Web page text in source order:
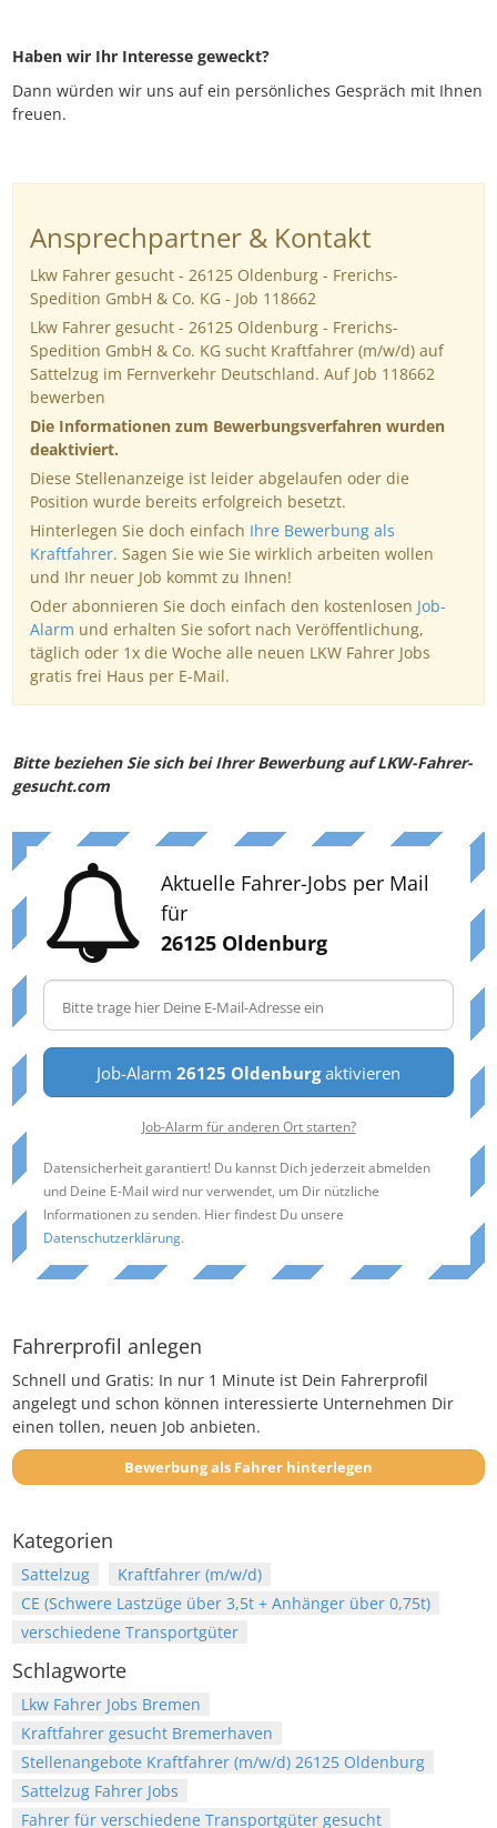
Haben wir Ihr Interesse geweckt?
Dann würden wir uns auf ein persönliches Gespräch mit Ihnen
freuen.
Ansprechpartner & Kontakt
Lkw Fahrer gesucht - 26125 Oldenburg - Frerichs-
Spedition GmbH & Co. KG - Job 118662
Lkw Fahrer gesucht - 26125 Oldenburg - Frerichs-
Spedition GmbH & Co. KG sucht Kraftfahrer (m/w/d) auf
Sattelzug im Fernverkehr Deutschland. Auf Job 118662
bewerben
Die Informationen zum Bewerbungsverfahren wurden
deaktiviert.
Diese Stellenanzeige ist leider abgelaufen oder die
Position wurde bereits erfolgreich besetzt.
Hinterlegen Sie doch einfach Ihre Bewerbung als
Kraftfahrer. Sagen Sie wie Sie wirklich arbeiten wollen
und Ihr neuer Job kommt zu Ihnen!
Oder abonnieren Sie doch einfach den kostenlosen Job-
Alarm und erhalten Sie sofort nach Veröffentlichung,
täglich oder 1x die Woche alle neuen LKW Fahrer Jobs
gratis frei Haus per E-Mail.
Bitte beziehen Sie sich bei Ihrer Bewerbung auf LKW-Fahrer-
gesucht.com
Aktuelle Fahrer-Jobs per Mail
für
26125 Oldenburg
Job-Alarm 26125 Oldenburgaktivieren
Job-Alarm für anderen Ort starten?
Datensicherheit garantiert! Du kannst Dich jederzeit abmelden
und Deine E-Mail wird nur verwendet, um Dir nützliche
Informationen zu senden. Hier findest Du unsere
Datenschutzerklärung.
Fahrerprofil anlegen
Schnell und Gratis: In nur 1 Minute ist Dein Fahrerprofil
angelegt und schon können interessierte Unternehmen Dir
einen tollen, neuen Job anbieten.
Bewerbung als Fahrer hinterlegen
Kategorien
Sattelzug
Kraftfahrer (m/w/d)
CE (Schwere Lastzüge über 3,5t + Anhänger über 0,75t)
verschiedene Transportgüter
Schlagworte
Lkw Fahrer Jobs Bremen
Kraftfahrer gesucht Bremerhaven
Stellenangebote Kraftfahrer (m/w/d) 26125 Oldenburg
Sattelzug Fahrer Jobs
Fahrer für verschiedene Transportgüter gesucht